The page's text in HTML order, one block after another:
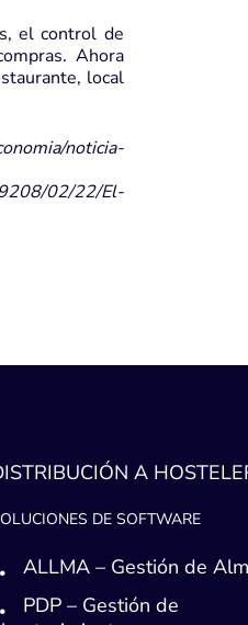
el control de
Ahora
local
noticia-
02/22/El-
A
DE SOFTWARE
ALLMA – Gestión de
PDP – Gestión de